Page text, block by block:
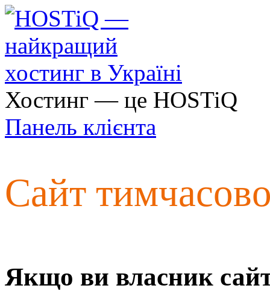
Хостинг — це HOSTiQ
Панель клієнта
Сайт
Якщо ви власник